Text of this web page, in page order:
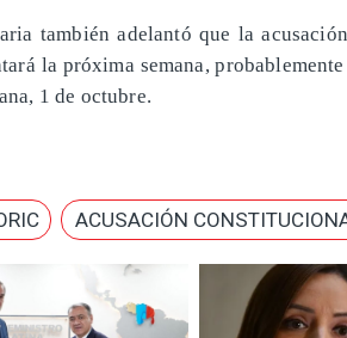
también adelantó que la
la próxima semana,
1 de octubre.
ACUSACIÓN